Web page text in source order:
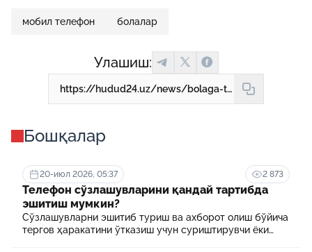
мобил телефон болалар
Улашиш:
https://hudud24.uz/news/bolaga-telefonni-kachon-va-kancha-vaktga-berish-mumkin-5-ta-mukhim-savolga-zhavob
Бошқалар
20-июл 2026, 05:37 2 873
Телефон сўзлашувларини қандай тартибда
эшитиш мумкин?
Сўзлашувларни эшитиб туриш ва ахборот олиш бўйича
тергов ҳаракатини ўтказиш учун суриштирувчи ёки